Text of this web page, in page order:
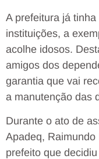
A prefeitura já
instituições, a
acolhe idosos.
amigos dos
garantia que vai
a manutenção das
Durante o ato de
Apadeq,
prefeito que